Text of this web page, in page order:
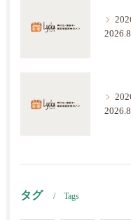
タグ Tags